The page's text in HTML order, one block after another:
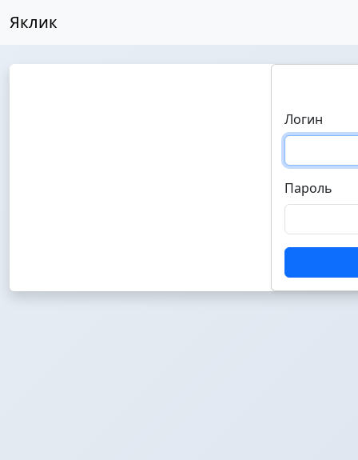
Яклик
Логин
Пароль